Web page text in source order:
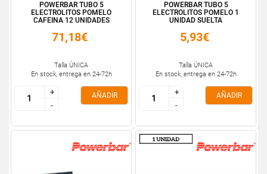
POWERBAR TUBO 5
ELECTROLITOS POMELO
CAFEINA 12 UNIDADES
71,18€
Talla ÚNICA
En stock, entrega en 24-72h
+
-
+
-
AÑADIR
POWERBAR TUBO 5
ELECTROLITOS POMELO 1
UNIDAD SUELTA
5,93€
Talla ÚNICA
En stock, entrega en 24-72h
+
-
+
-
AÑADIR